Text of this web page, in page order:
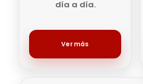
día a día.
Ver más